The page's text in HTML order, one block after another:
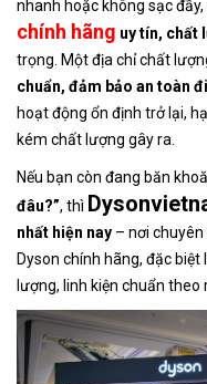
nhanh hoặc không sạc đầy,
chính hãng uy tín, chất
trọng. Một địa chỉ chất
chuẩn, đảm bảo an toàn
hoạt động ổn định trở lại,
kém chất lượng gây ra.
Nếu bạn còn đang băn
đâu?”, thì
nhất hiện nay – nơi
Dyson chính hãng, đặc biệt
lượng, linh kiện chuẩn